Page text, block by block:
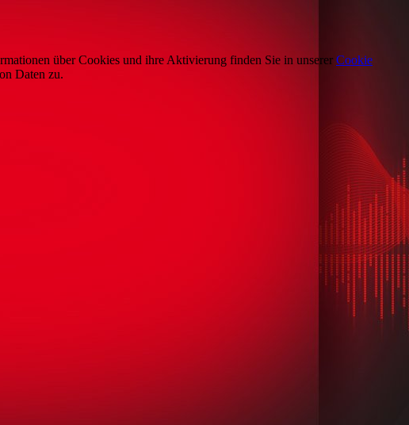
über Cookies und ihre Aktivierung finden Sie in unserer Cookie
Daten zu.